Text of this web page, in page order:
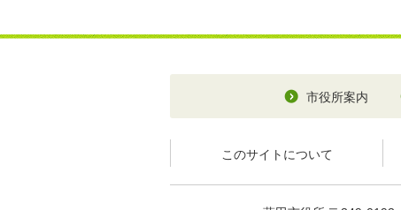
市役所案内
このサイトについて